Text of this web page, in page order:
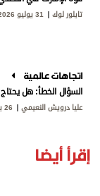
تايلور لوك 31 يوليو 2026
اتجاهات عالمية
عليا درويش النعيمي 26 يوليو 2026
إقرأ أيضا